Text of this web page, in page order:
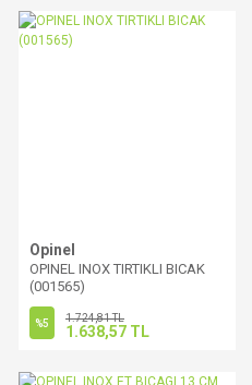
Opinel
OPINEL INOX TIRTIKLI BICAK
(001565)
%5 1.724,81 TL
1.638,57 TL